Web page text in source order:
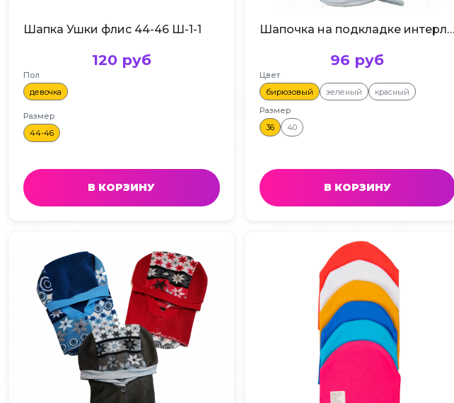
Шапка Ушки флис 44-46 Ш-1-1
120 руб
Пол
девочка
Размер
44-46
В КОРЗИНУ
Шапочка на подкладке интерлок Ш-20-3
96 руб
Цвет
бирюзовый
зеленый
красный
Размер
36
40
В КОРЗИНУ